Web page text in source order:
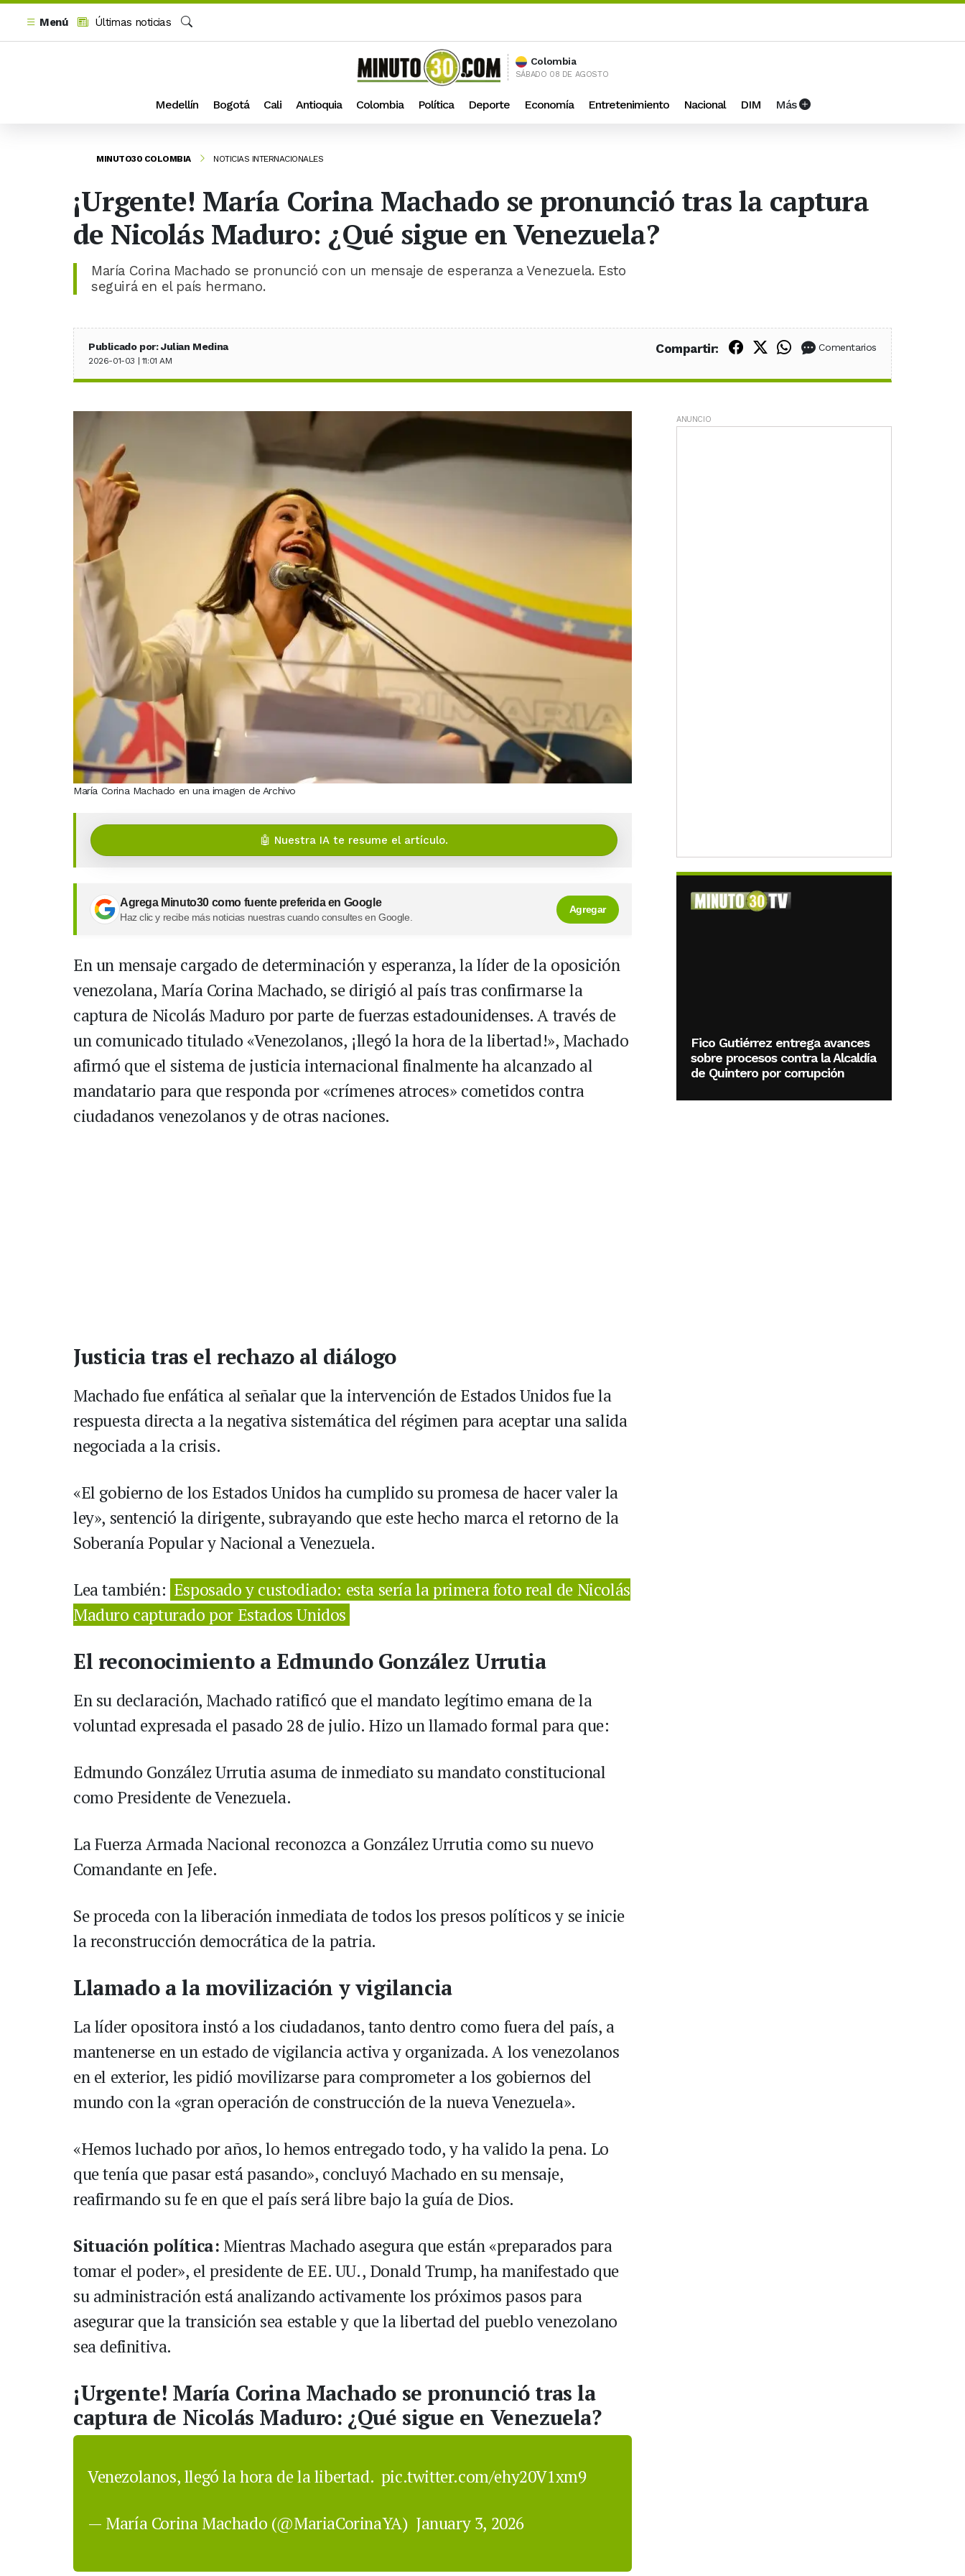
Menú
Últimas noticias
Buscar
Colombia
SÁBADO 08 DE AGOSTO
Medellín Bogotá Cali Antioquia Colombia Política Deporte Economía Entretenimiento Nacional DIM Más
MINUTO30 COLOMBIA NOTICIAS INTERNACIONALES
¡Urgente! María Corina Machado se pronunció tras la captura
de Nicolás Maduro: ¿Qué sigue en Venezuela?
María Corina Machado se pronunció con un mensaje de esperanza a Venezuela. Esto
seguirá en el país hermano.
Publicado por: Julian Medina
2026-01-03 | 11:01 AM
Compartir: Compartir en Facebook
Compartir en X (Twitter)
Compartir en WhatsApp
Comentarios
María Corina Machado en una imagen de Archivo
🤖 Nuestra IA te resume el artículo.
Agrega Minuto30 como fuente preferida en Google
Haz clic y recibe más noticias nuestras cuando consultes en Google.
Agregar
En un mensaje cargado de determinación y esperanza, la líder de la oposición
venezolana, María Corina Machado, se dirigió al país tras confirmarse la
captura de Nicolás Maduro por parte de fuerzas estadounidenses. A través de
un comunicado titulado «Venezolanos, ¡llegó la hora de la libertad!», Machado
afirmó que el sistema de justicia internacional finalmente ha alcanzado al
mandatario para que responda por «crímenes atroces» cometidos contra
ciudadanos venezolanos y de otras naciones.
Justicia tras el rechazo al diálogo
Machado fue enfática al señalar que la intervención de Estados Unidos fue la
respuesta directa a la negativa sistemática del régimen para aceptar una salida
negociada a la crisis.
«El gobierno de los Estados Unidos ha cumplido su promesa de hacer valer la
ley», sentenció la dirigente, subrayando que este hecho marca el retorno de la
Soberanía Popular y Nacional a Venezuela.
Lea también: Esposado y custodiado: esta sería la primera foto real de Nicolás
Maduro capturado por Estados Unidos
El reconocimiento a Edmundo González Urrutia
En su declaración, Machado ratificó que el mandato legítimo emana de la
voluntad expresada el pasado 28 de julio. Hizo un llamado formal para que:
Edmundo González Urrutia asuma de inmediato su mandato constitucional
como Presidente de Venezuela.
La Fuerza Armada Nacional reconozca a González Urrutia como su nuevo
Comandante en Jefe.
Se proceda con la liberación inmediata de todos los presos políticos y se inicie
la reconstrucción democrática de la patria.
Llamado a la movilización y vigilancia
La líder opositora instó a los ciudadanos, tanto dentro como fuera del país, a
mantenerse en un estado de vigilancia activa y organizada. A los venezolanos
en el exterior, les pidió movilizarse para comprometer a los gobiernos del
mundo con la «gran operación de construcción de la nueva Venezuela».
«Hemos luchado por años, lo hemos entregado todo, y ha valido la pena. Lo
que tenía que pasar está pasando», concluyó Machado en su mensaje,
reafirmando su fe en que el país será libre bajo la guía de Dios.
Situación política: Mientras Machado asegura que están «preparados para
tomar el poder», el presidente de EE. UU., Donald Trump, ha manifestado que
su administración está analizando activamente los próximos pasos para
asegurar que la transición sea estable y que la libertad del pueblo venezolano
sea definitiva.
¡Urgente! María Corina Machado se pronunció tras la
captura de Nicolás Maduro: ¿Qué sigue en Venezuela?
Venezolanos, llegó la hora de la libertad. pic.twitter.com/ehy20V1xm9
— María Corina Machado (@MariaCorinaYA) January 3, 2026
ANUNCIO
Fico Gutiérrez entrega avances
sobre procesos contra la Alcaldía
de Quintero por corrupción